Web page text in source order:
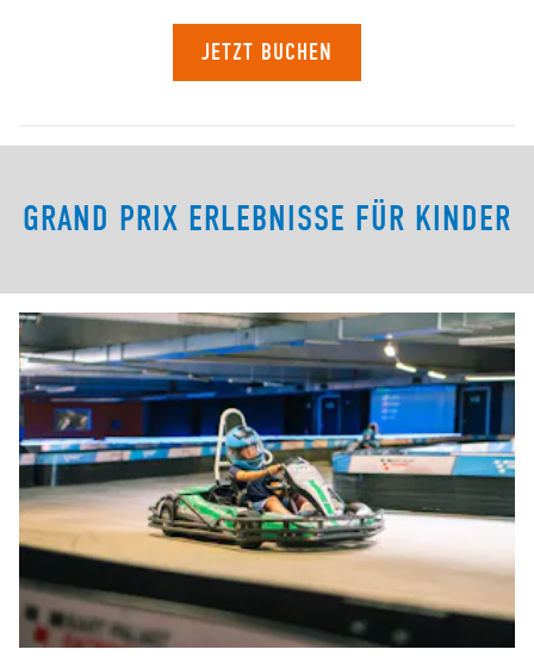
JETZT BUCHEN
GRAND PRIX ERLEBNISSE FÜR KINDER